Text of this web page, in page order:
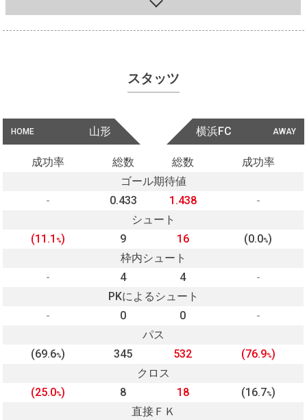
スタッツ
HOME 山形 AWAY
横浜FC
成功率 総数 総数
成功率
ゴール期待値
-
0.433 1.438
-
シュート
(11.1%) 9 16 (0.0%)
枠内シュート
-
4 4
-
PKによるシュート
-
0 0
-
パス
(69.6%) 345 532 (76.9%)
クロス
(25.0%) 8 18 (16.7%)
直接ＦＫ